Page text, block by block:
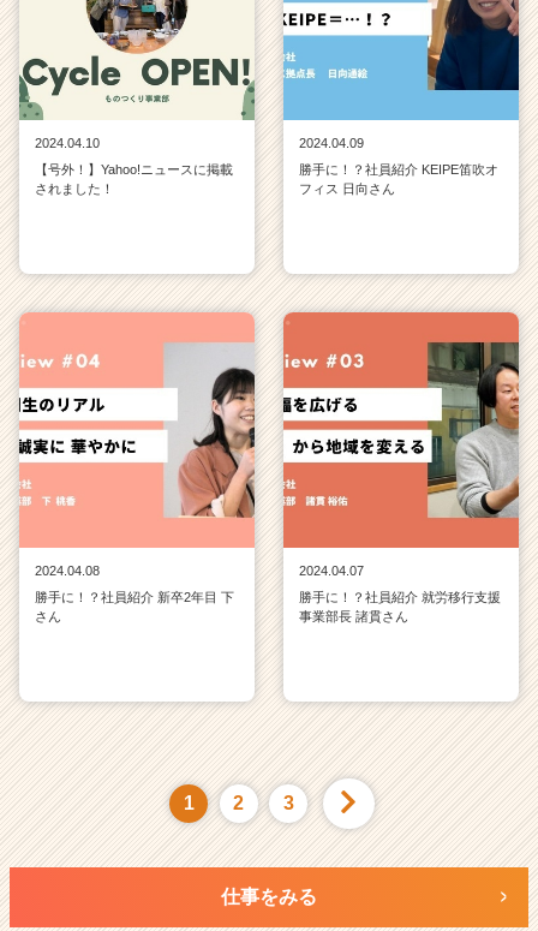
2024.04.10
【号外！】Yahoo!ニュースに掲載
されました！
2024.04.09
勝手に！？社員紹介 KEIPE笛吹オ
フィス 日向さん
2024.04.08
勝手に！？社員紹介 新卒2年目 下
さん
2024.04.07
勝手に！？社員紹介 就労移行支援
事業部長 諸貫さん
1 2 3
仕事をみる